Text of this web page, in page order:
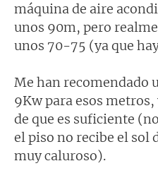
máquina de aire
unos 90m, pero
unos 70-75 (ya que
Me han recomendado
9Kw para esos
de que es suficiente
el piso no recibe el sol
muy caluroso).